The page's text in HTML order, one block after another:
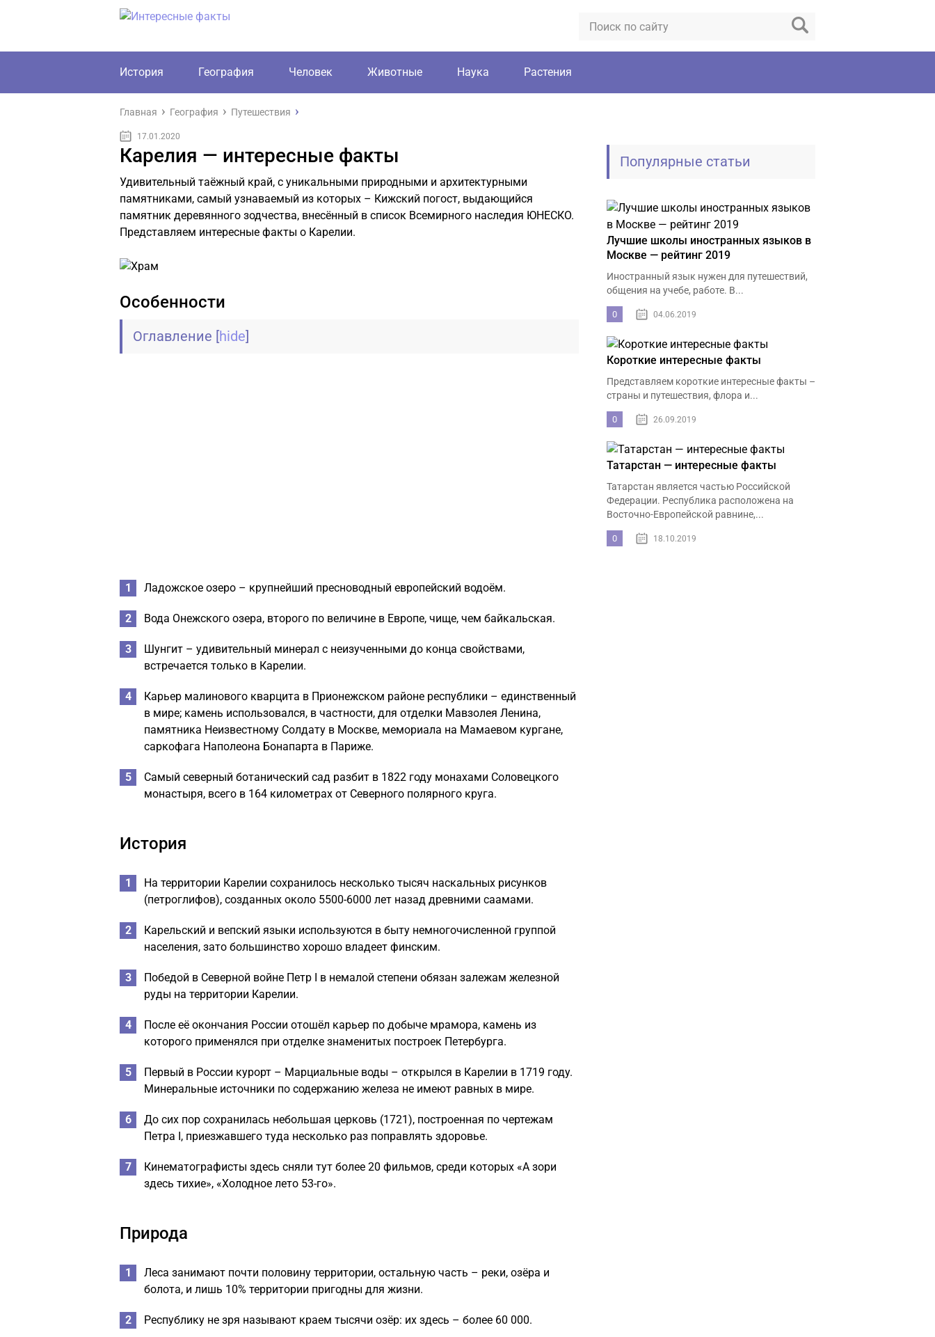
История География Человек Животные Наука Растения
Главная География Путешествия
17.01.2020
Карелия — интересные факты
Удивительный таёжный край, с уникальными природными и архитектурными
памятниками, самый узнаваемый из которых – Кижский погост, выдающийся
памятник деревянного зодчества, внесённый в список Всемирного наследия ЮНЕСКО.
Представляем интересные факты о Карелии.
Особенности
Оглавление [hide]
Ладожское озеро – крупнейший пресноводный европейский водоём.
Вода Онежского озера, второго по величине в Европе, чище, чем байкальская.
Шунгит – удивительный минерал с неизученными до конца свойствами,
встречается только в Карелии.
Карьер малинового кварцита в Прионежском районе республики – единственный
в мире; камень использовался, в частности, для отделки Мавзолея Ленина,
памятника Неизвестному Солдату в Москве, мемориала на Мамаевом кургане,
саркофага Наполеона Бонапарта в Париже.
Самый северный ботанический сад разбит в 1822 году монахами Соловецкого
монастыря, всего в 164 километрах от Северного полярного круга.
История
На территории Карелии сохранилось несколько тысяч наскальных рисунков
(петроглифов), созданных около 5500-6000 лет назад древними саамами.
Карельский и вепский языки используются в быту немногочисленной группой
населения, зато большинство хорошо владеет финским.
Победой в Северной войне Петр I в немалой степени обязан залежам железной
руды на территории Карелии.
После её окончания России отошёл карьер по добыче мрамора, камень из
которого применялся при отделке знаменитых построек Петербурга.
Первый в России курорт – Марциальные воды – открылся в Карелии в 1719 году.
Минеральные источники по содержанию железа не имеют равных в мире.
До сих пор сохранилась небольшая церковь (1721), построенная по чертежам
Петра I, приезжавшего туда несколько раз поправлять здоровье.
Кинематографисты здесь сняли тут более 20 фильмов, среди которых «А зори
здесь тихие», «Холодное лето 53-го».
Природа
Леса занимают почти половину территории, остальную часть – реки, озёра и
болота, и лишь 10% территории пригодны для жизни.
Республику не зря называют краем тысячи озёр: их здесь – более 60 000.
Популярные статьи
Лучшие школы иностранных языков в
Москве — рейтинг 2019
Иностранный язык нужен для путешествий,
общения на учебе, работе. В...
0 04.06.2019
Короткие интересные факты
Представляем короткие интересные факты –
страны и путешествия, флора и...
0 26.09.2019
Татарстан — интересные факты
Татарстан является частью Российской
Федерации. Республика расположена на
Восточно-Европейской равнине,...
0 18.10.2019